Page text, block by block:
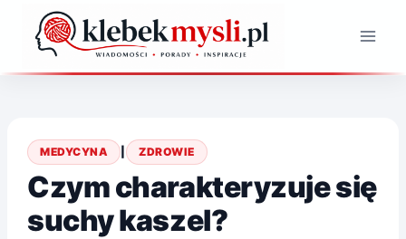
Przejdź
MEDYCYNA | ZDROWIE
Czym charakteryzuje się
suchy kaszel?